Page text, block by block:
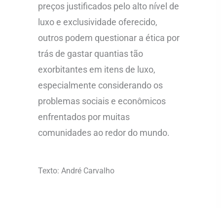
preços justificados pelo alto nível de
luxo e exclusividade oferecido,
outros podem questionar a ética por
trás de gastar quantias tão
exorbitantes em itens de luxo,
especialmente considerando os
problemas sociais e econômicos
enfrentados por muitas
comunidades ao redor do mundo.
Texto: André Carvalho